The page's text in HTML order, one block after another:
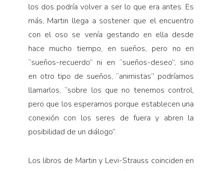
los dos podría volver a ser lo que era antes. Es
más, Martin llega a sostener que el encuentro
con el oso se venía gestando en ella desde
hace mucho tiempo, en sueños, pero no en
“sueños-recuerdo” ni en “sueños-deseo”, sino
en otro tipo de sueños, “animistas” podríamos
llamarlos, “sobre los que no tenemos control,
pero que los esperamos porque establecen una
conexión con los seres de fuera y abren la
posibilidad de un diálogo”.
Los libros de Martin y Levi-Strauss coinciden en